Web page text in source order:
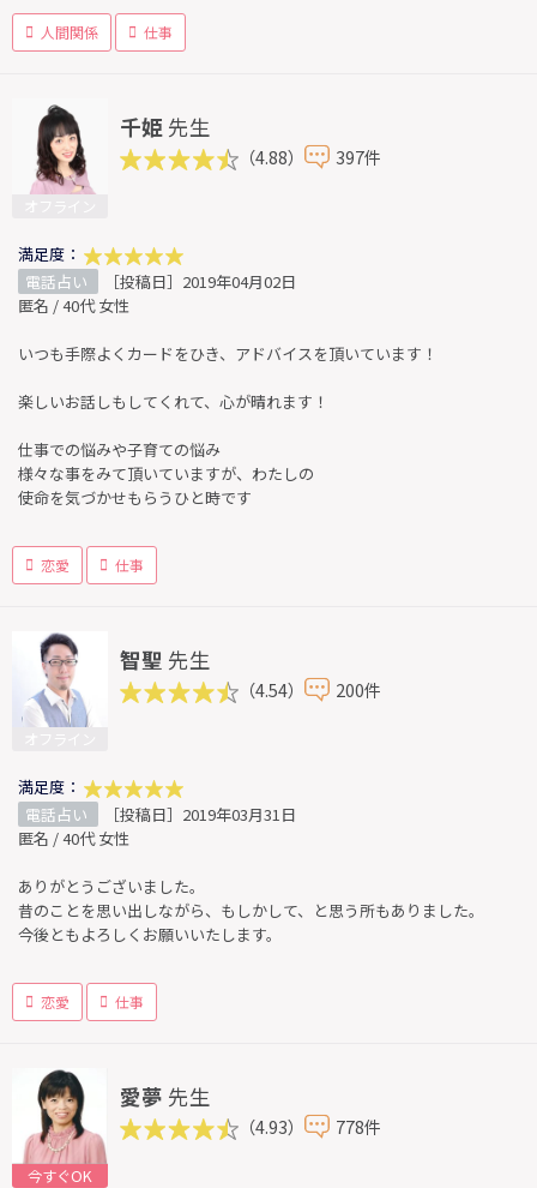
人間関係 仕事
千姫 先生
（4.88） 397件
満足度：
電話占い
［投稿日］2019年04月02日
匿名 / 40代 女性
いつも手際よくカードをひき、アドバイスを頂いています！
楽しいお話しもしてくれて、心が晴れます！
仕事での悩みや子育ての悩み
様々な事をみて頂いていますが、わたしの
使命を気づかせもらうひと時です
恋愛 仕事
智聖 先生
（4.54） 200件
満足度：
電話占い
［投稿日］2019年03月31日
匿名 / 40代 女性
ありがとうございました。
昔のことを思い出しながら、もしかして、と思う所もありました。
今後ともよろしくお願いいたします。
恋愛 仕事
今すぐOK
愛夢 先生
（4.93） 778件